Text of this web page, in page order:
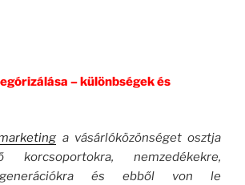
– különbségek és
a vásárlóközönséget osztja
korcsoportokra, nemzedékekre,
generációkra és ebből von le